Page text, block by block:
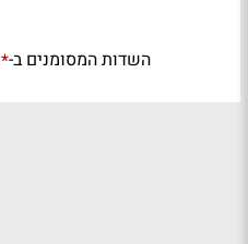
השדות המסומנים ב-*